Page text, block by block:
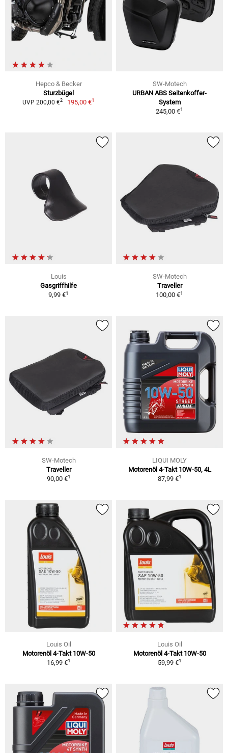
Hepco & Becker
Sturzbügel
UVP 200,00 €2 195,00 €1
SW-Motech
URBAN ABS Seitenkoffer-
System
245,00 €1
Louis
Gasgriffhilfe
9,99 €1
SW-Motech
Traveller
100,00 €1
SW-Motech
Traveller
90,00 €1
LIQUI MOLY
Motorenöl 4-Takt 10W-50, 4L
87,99 €1
Louis Oil
Motorenöl 4-Takt 10W-50
16,99 €1
Louis Oil
Motorenöl 4-Takt 10W-50
59,99 €1